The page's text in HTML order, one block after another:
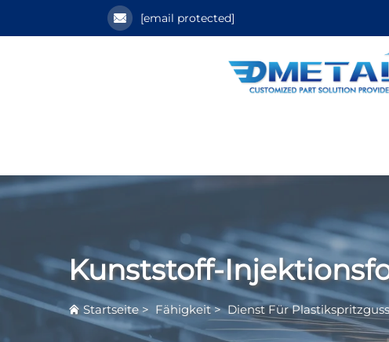
[email protected]
Kunststoff-
Startseite> Fähigkeit>Dienst Für